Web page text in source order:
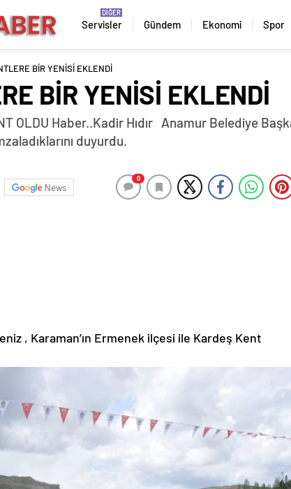
Servisler Gündem Ekonomi Spor
BİR YENİSİ EKLENDİ
BİR YENİSİ EKLENDİ
OLDU Haber..Kadir Hıdır Anamur Belediye
duyurdu.
News
0
, Karaman’ın Ermenek ilçesi ile Kardeş Kent